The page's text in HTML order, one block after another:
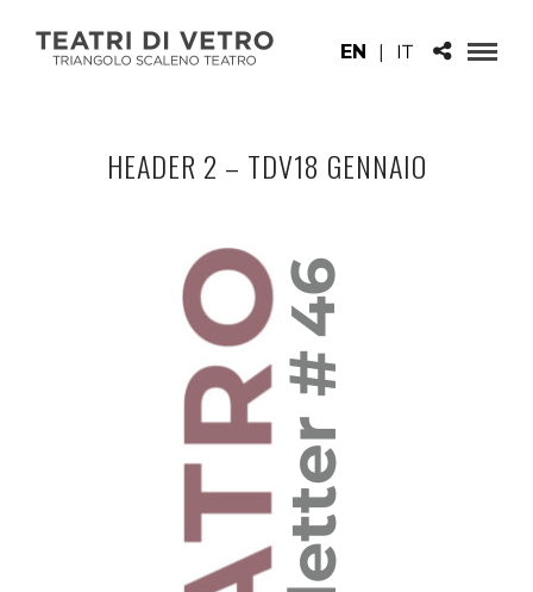
EN | IT
HEADER 2 – TDV18 GENNAIO